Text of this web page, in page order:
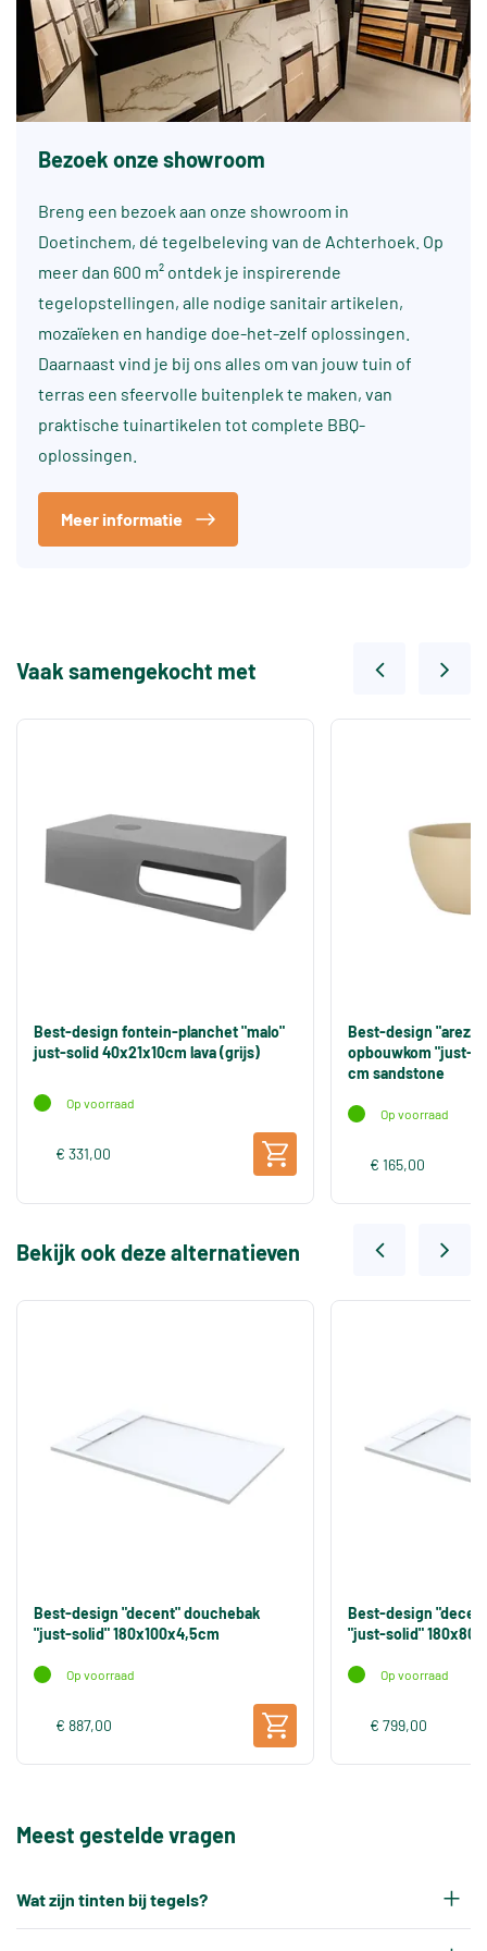
Bezoek onze showroom
Breng een bezoek aan onze showroom in
Doetinchem, dé tegelbeleving van de Achterhoek. Op
meer dan 600 m² ontdek je inspirerende
tegelopstellingen, alle nodige sanitair artikelen,
mozaïeken en handige doe-het-zelf oplossingen.
Daarnaast vind je bij ons alles om van jouw tuin of
terras een sfeervolle buitenplek te maken, van
praktische tuinartikelen tot complete BBQ-
oplossingen.
Meer informatie
Vaak samengekocht met
Best-design fontein-planchet "malo"
just-solid 40x21x10cm lava (grijs)
Op voorraad
€ 331,00
Best-design
opbouwkom "just-
cm sandstone
Op voorraad
€ 165,00
Bekijk ook deze alternatieven
Best-design "decent" douchebak
"just-solid" 180x100x4,5cm
Op voorraad
€ 887,00
Best-design
"just-solid"
Op voorraad
€ 799,00
Meest gestelde vragen
Wat zijn tinten bij tegels?